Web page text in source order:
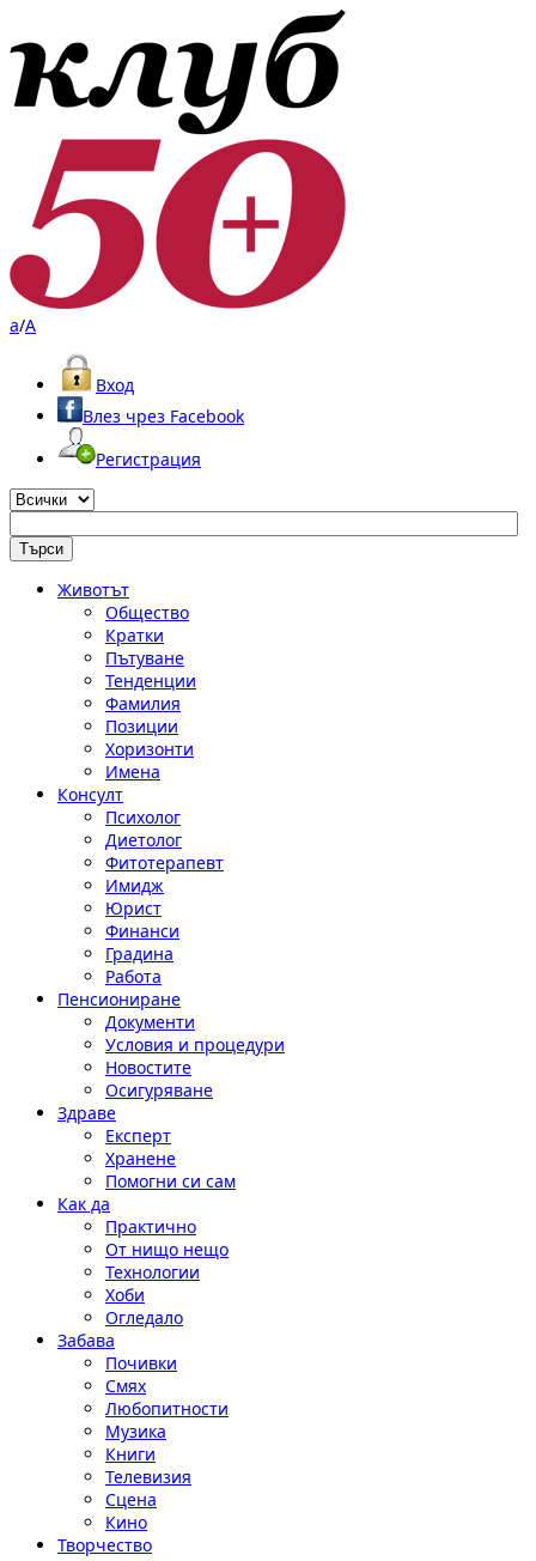
a/A
Вход
Влез чрез Facebook
Регистрация
Животът
Общество
Кратки
Пътуване
Тенденции
Фамилия
Позиции
Хоризонти
Имена
Консулт
Психолог
Диетолог
Фитотерапевт
Имидж
Юрист
Финанси
Градина
Работа
Пенсиониране
Документи
Условия и процедури
Новостите
Осигуряване
Здраве
Експерт
Хранене
Помогни си сам
Как да
Практично
От нищо нещо
Технологии
Хоби
Огледало
Забава
Почивки
Смях
Любопитности
Музика
Книги
Телевизия
Сцена
Кино
Творчество